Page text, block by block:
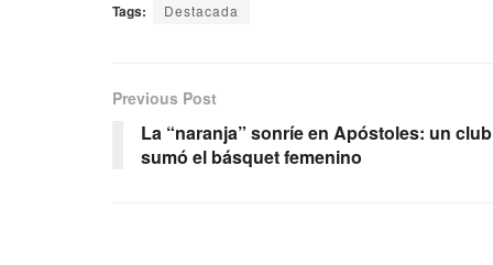
Tags: Destacada
Previous Post
La “naranja” sonríe en Apóstoles: un club
sumó el básquet femenino